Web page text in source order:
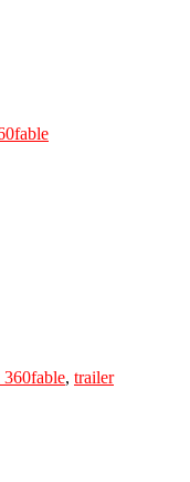
fable
360fable, trailer